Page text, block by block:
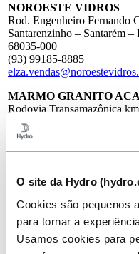
O site da Hydro
Cookies são pequenos
para tornar a
Usamos cookies para
NOROESTE VIDROS
Rod. Engenheiro Fernando
Santarenzinho – Santarém –
68035-000
(93) 99185-8885
MARMO GRANITO
Rodovia Transamazônica
Cidade Nova – Marabá – PA
68501-660
EBBEL - SERVIÇOS E
Al. Moca Bonita, 15 – Sala
Guanabara – Ananindeua/PA
67010-190